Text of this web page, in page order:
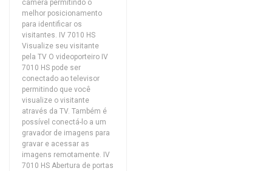
câmera permitindo o
melhor posicionamento
para identificar os
visitantes. IV 7010 HS
Visualize seu visitante
pela TV O videoporteiro IV
7010 HS pode ser
conectado ao televisor
permitindo que você
visualize o visitante
através da TV. Também é
possível conectá-lo a um
gravador de imagens para
gravar e acessar as
imagens remotamente. IV
7010 HS Abertura de portas